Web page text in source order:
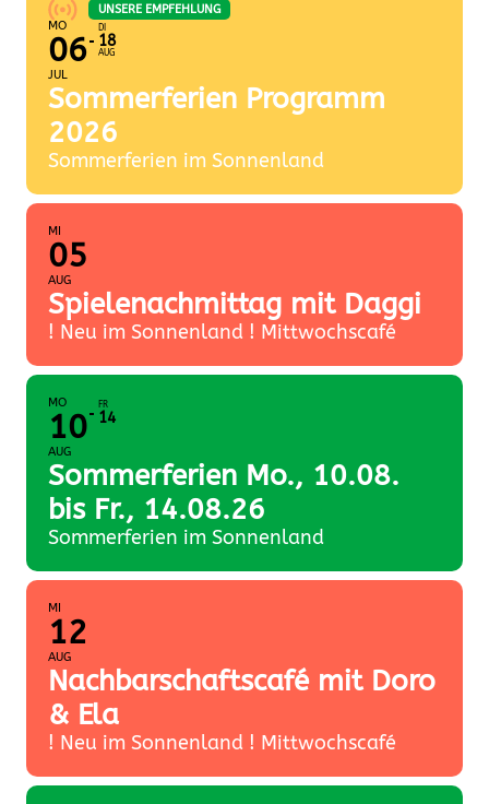
UNSERE EMPFEHLUNG
MO
06
JUL
DI
18
AUG
Sommerferien Programm
2026
Sommerferien im Sonnenland
MI
05
AUG
Spielenachmittag mit Daggi
! Neu im Sonnenland ! Mittwochscafé
MO
10
AUG
FR
14
Sommerferien Mo., 10.08.
bis Fr., 14.08.26
Sommerferien im Sonnenland
MI
12
AUG
Nachbarschaftscafé mit Doro
& Ela
! Neu im Sonnenland ! Mittwochscafé